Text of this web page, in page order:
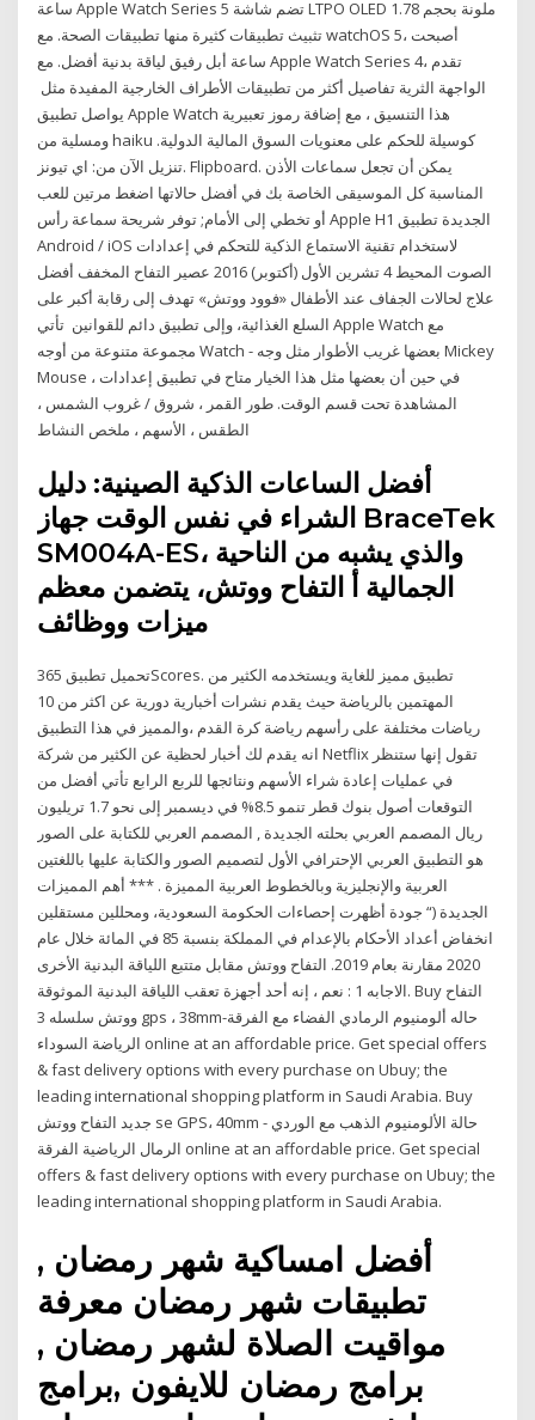
ساعة Apple Watch Series 5 تضم شاشة LTPO OLED ملونة بحجم 1.78
تثبيث تطبيقات كثيرة منها تطبيقات الصحة. مع watchOS 5، أصبحت
ساعة أبل رفيق لياقة بدنية أفضل. مع Apple Watch Series 4، تقدم
الواجهة الثرية تفاصيل أكثر من تطبيقات الأطراف الخارجية المفيدة مثل
يواصل تطبيق Apple Watch هذا التنسيق ، مع إضافة رموز تعبيرية
ومسلية من haiku كوسيلة للحكم على معنويات السوق المالية الدولية.
تنزيل الآن من: اي تيونز. Flipboard. يمكن أن تجعل سماعات الأذن
المناسبة كل الموسيقى الخاصة بك في أفضل حالاتها اضغط مرتين للعب
أو تخطي إلى الأمام; توفر شريحة سماعة رأس Apple H1 الجديدة تطبيق
Android / iOS لاستخدام تقنية الاستماع الذكية للتحكم في إعدادات
الصوت المحيط 4 تشرين الأول (أكتوبر) 2016 عصير التفاح المخفف أفضل
علاج لحالات الجفاف عند الأطفال «فوود ووتش» تهدف إلى رقابة أكبر على
السلع الغذائية، وإلى تطبيق دائم للقوانين تأتي Apple Watch مع
مجموعة متنوعة من أوجه Watch - بعضها غريب الأطوار مثل وجه Mickey
Mouse ، في حين أن بعضها مثل هذا الخيار متاح في تطبيق إعدادات
المشاهدة تحت قسم الوقت. طور القمر ، شروق / غروب الشمس ،
الطقس ، الأسهم ، ملخص النشاط
أفضل الساعات الذكية الصينية: دليل
الشراء في نفس الوقت جهاز BraceTek
SM004A-ES، والذي يشبه من الناحية
الجمالية أ التفاح ووتش، يتضمن معظم
تحميل تطبيق 365Scores. تطبيق مميز للغاية ويستخدمه الكثير من
المهتمين بالرياضة حيث يقدم نشرات أخبارية دورية عن اكثر من 10
رياضات مختلفة على رأسهم رياضة كرة القدم ،والمميز في هذا التطبيق
انه يقدم لك أخبار لحظية عن الكثير من شركة Netflix تقول إنها ستنظر
في عمليات إعادة شراء الأسهم ونتائجها للربع الرابع تأتي أفضل من
التوقعات أصول بنوك قطر تنمو 8.5% في ديسمبر إلى نحو 1.7 تريليون
ريال المصمم العربي بحلته الجديدة , المصمم العربي للكتابة على الصور
هو التطبيق العربي الإحترافي الأول لتصميم الصور والكتابة عليها باللغتين
العربية والإنجليزية وبالخطوط العربية المميزة . *** أهم المميزات
الجديدة (“ جودة أظهرت إحصاءات الحكومة السعودية، ومحللين مستقلين
انخفاض أعداد الأحكام بالإعدام في المملكة بنسبة 85 في المائة خلال عام
2020 مقارنة بعام 2019. التفاح ووتش مقابل متتبع اللياقة البدنية الأخرى
الاجابه 1 : نعم ، إنه أحد أجهزة تعقب اللياقة البدنية الموثوقة. Buy التفاح
ووتش سلسله 3 gps ، 38mm-حاله ألومنيوم الرمادي الفضاء مع الفرقة
الرياضة السوداء online at an affordable price. Get special offers
& fast delivery options with every purchase on Ubuy; the
leading international shopping platform in Saudi Arabia. Buy
جديد التفاح ووتش se GPS، 40mm - حالة الألومنيوم الذهب مع الوردي
الرمال الرياضية الفرقة online at an affordable price. Get special
offers & fast delivery options with every purchase on Ubuy; the
leading international shopping platform in Saudi Arabia.
أفضل امساكية شهر رمضان ,
تطبيقات شهر رمضان معرفة
مواقيت الصلاة لشهر رمضان ,
برامج رمضان للايفون ,برامج